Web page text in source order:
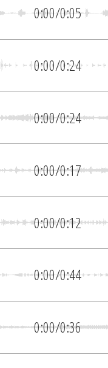
0:00/0:05
0:00/0:24
0:00/0:24
0:00/0:17
0:00/0:12
0:00/0:44
0:00/0:36